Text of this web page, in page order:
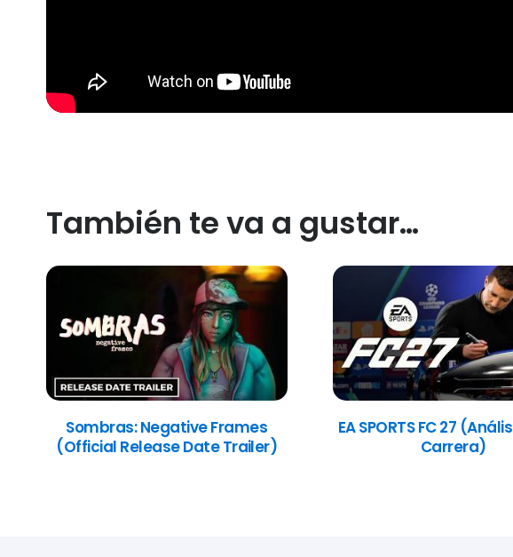
También te va a gustar…
Sombras: Negative Frames
(Official Release Date Trailer)
EA SPORTS FC 27
Carrera)